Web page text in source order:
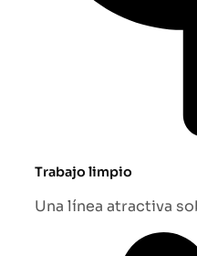
Trabajo limpio
Una línea atractiva